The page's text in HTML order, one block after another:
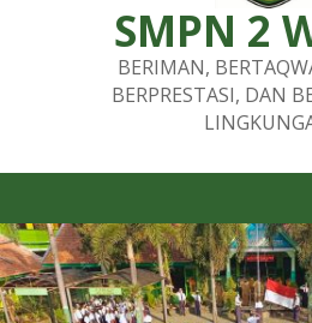
SMPN 2
BERIMAN,
BERPRESTASI, DAN